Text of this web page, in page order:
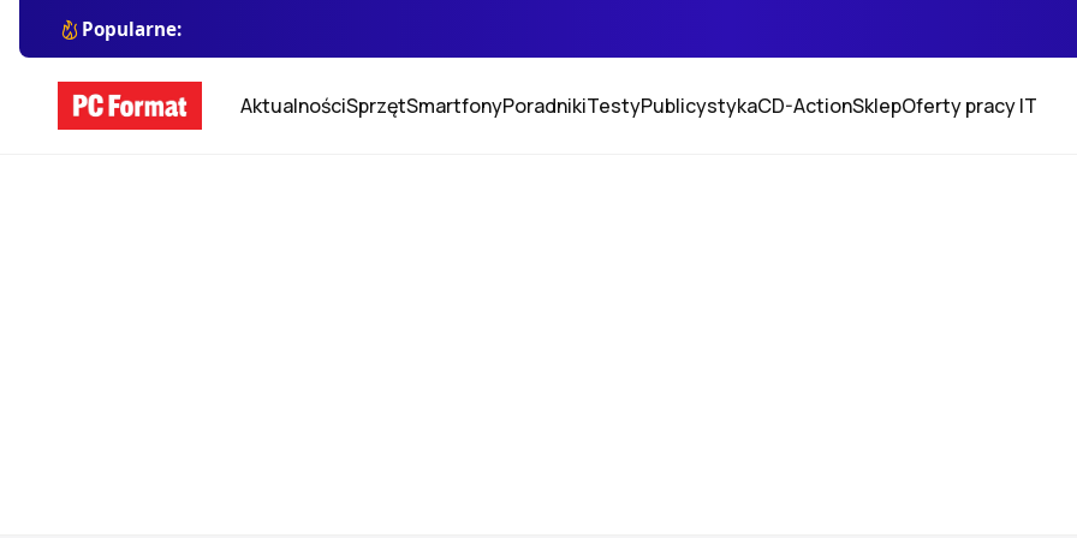
Popularne:
AktualnościSprzętSmartfonyPoradnikiTestyPublicystykaCD-ActionSklepOferty pracy IT